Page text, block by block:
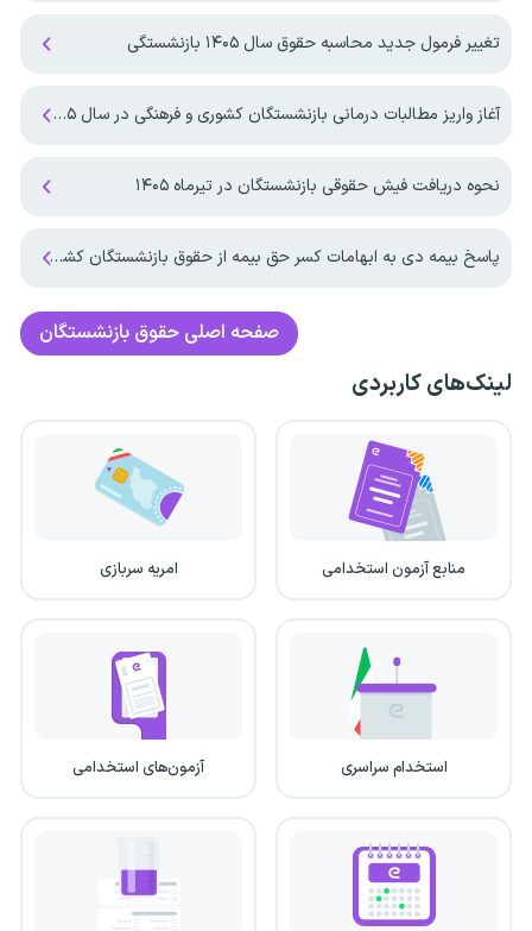
تغییر فرمول جدید محاسبه حقوق سال ۱۴۰۵ بازنشستگی
آغاز واریز مطالبات درمانی بازنشستگان کشوری و فرهنگی در سال ۱۴۰۵
نحوه دریافت فیش حقوقی بازنشستگان در تیرماه ۱۴۰۵
پاسخ بیمه دی به ابهامات کسر حق بیمه از حقوق بازنشستگان کشوری
صفحه اصلی حقوق بازنشستگان
لینک‌های کاربردی
منابع آزمون استخدامی امریه سربازی
استخدام سراسری آزمون‌های استخدامی